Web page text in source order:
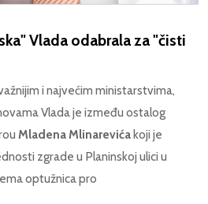
Vlada odabrala za "čisti
i najvećim ministarstvima,
Vlada je između ostalog
Mladena Mlinarevićakoji je
zgrade u Planinskoj ulici u
optužnica pro